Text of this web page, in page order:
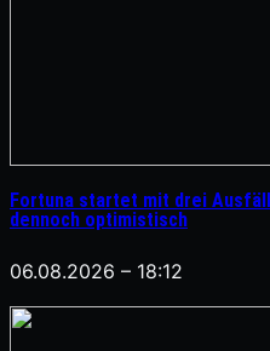
Fortuna startet mit drei
dennoch optimistisch
06.08.2026 – 18:12